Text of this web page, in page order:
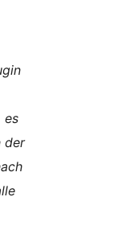
es
der